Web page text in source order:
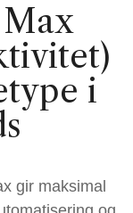
i
gir maksimal